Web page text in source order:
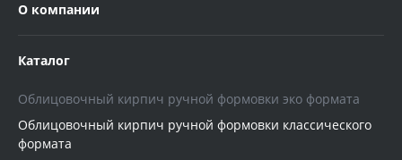
О компании
Каталог
Облицовочный кирпич ручной формовки эко формата
Облицовочный кирпич ручной формовки классического
формата